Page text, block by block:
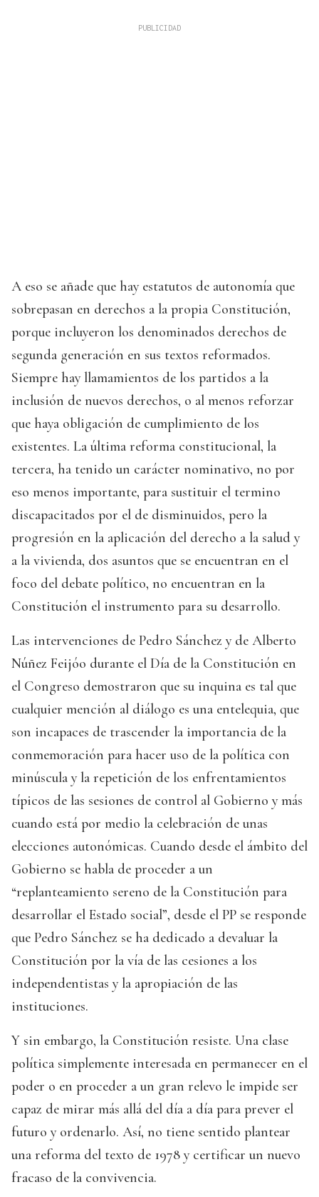
A eso se añade que hay estatutos de autonomía que
sobrepasan en derechos a la propia Constitución,
porque incluyeron los denominados derechos de
segunda generación en sus textos reformados.
Siempre hay llamamientos de los partidos a la
inclusión de nuevos derechos, o al menos reforzar
que haya obligación de cumplimiento de los
existentes. La última reforma constitucional, la
tercera, ha tenido un carácter nominativo, no por
eso menos importante, para sustituir el termino
discapacitados por el de disminuidos, pero la
progresión en la aplicación del derecho a la salud y
a la vivienda, dos asuntos que se encuentran en el
foco del debate político, no encuentran en la
Constitución el instrumento para su desarrollo.
Las intervenciones de Pedro Sánchez y de Alberto
Núñez Feijóo durante el Día de la Constitución en
el Congreso demostraron que su inquina es tal que
cualquier mención al diálogo es una entelequia, que
son incapaces de trascender la importancia de la
conmemoración para hacer uso de la política con
minúscula y la repetición de los enfrentamientos
típicos de las sesiones de control al Gobierno y más
cuando está por medio la celebración de unas
elecciones autonómicas. Cuando desde el ámbito del
Gobierno se habla de proceder a un
“replanteamiento sereno de la Constitución para
desarrollar el Estado social”, desde el PP se responde
que Pedro Sánchez se ha dedicado a devaluar la
Constitución por la vía de las cesiones a los
independentistas y la apropiación de las
instituciones.
Y sin embargo, la Constitución resiste. Una clase
política simplemente interesada en permanecer en el
poder o en proceder a un gran relevo le impide ser
capaz de mirar más allá del día a día para prever el
futuro y ordenarlo. Así, no tiene sentido plantear
una reforma del texto de 1978 y certificar un nuevo
fracaso de la convivencia.